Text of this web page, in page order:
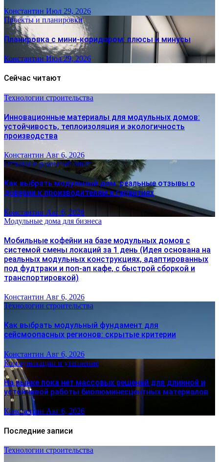
Константин Июл 29, 2026
Проекты и планировки
Планировка с мини-коридором: плюсы и минусы
Константин Июл 29, 2026
Сейчас читают
Технологии строительства
Инновационные материалы для модульных домов:
устойчивость, теплоизоляция и экологичность
производства
Константин Авг 6, 2026
Отзывы и реальный опыт
Как выбрать модульный дом: реальные отзывы о
доверии к производителям и гарантиях
Константин Авг 6, 2026
Модульные дома для бизнеса
Мобильные кофейни на базе модульных домов с
системой смены локаций за 1 день (Идея основана на
реальных модульных конструкциях, адаптированных
под фудтраки и поп-ап кафе, с быстрой сборкой и
транспортировкой)
Константин Авг 6, 2026
Технологии строительства
Как выбрать модульный фундамент для
сейсмоопасных регионов: скрытые критерии
Константин Авг 6, 2026
Коммуникации и утепление
На рынке пока нет массовых решений для длинной и
устойчивой работы биолюминесцентных материалов
Константин Авг 6, 2026
Последние записи
Технологии строительства